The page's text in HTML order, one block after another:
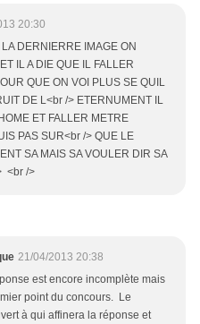
20:30
DERNIERRE IMAGE ON
IL A DIE QUE IL FALLER
QUE ON VOI PLUS SE QUIL
DE L<br /> ETERNUMENT IL
ET FALLER METRE
PAS SUR<br /> QUE LE
SA MAIS SA VOULER DIR SA
<br />
21/04/2013 20:38
est encore incomplète mais
point du concours. Le
à qui affinera la réponse et